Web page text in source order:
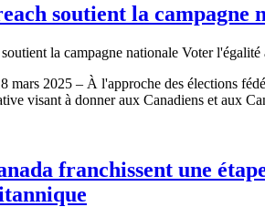
soutient la campagne
mars 2025 – À l'approche des élections
visant à donner aux Canadiens et aux
franchissent une